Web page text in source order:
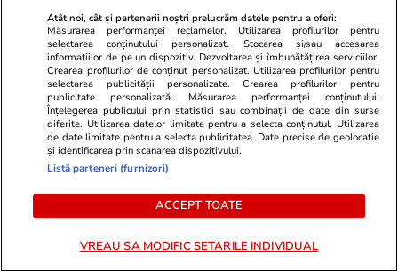
Lifestyle 12:30
Ce este scorțișoara Ceylon și prin
ce se diferențiază
Sănătate și
Miza de a
grile
punctaje s-
Atât noi, cât și partenerii noștri prelucrăm datele pentru a oferi:
Măsurarea performanței reclamelor. Utilizarea profilurilor pentru
selectarea conținutului personalizat. Stocarea și/sau accesarea
informațiilor de pe un dispozitiv. Dezvoltarea și îmbunătățirea serviciilor.
Crearea profilurilor de conținut personalizat. Utilizarea profilurilor pentru
selectarea publicității personalizate. Crearea profilurilor pentru
publicitate personalizată. Măsurarea performanței conținutului.
Înțelegerea publicului prin statistici sau combinații de date din surse
diferite. Utilizarea datelor limitate pentru a selecta conținutul. Utilizarea
de date limitate pentru a selecta publicitatea. Date precise de geolocație
și identificarea prin scanarea dispozitivului.
Listă parteneri (furnizori)
ACCEPT TOATE
VREAU SA MODIFIC SETARILE INDIVIDUAL